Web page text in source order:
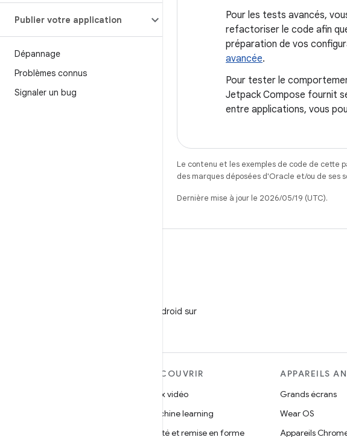
Publier votre application
Dépannage
Problèmes connus
Signaler un bug
Pour les tests avancés,
refactoriser le code afin
préparation de vos
avancée.
Pour tester le
Jetpack Compose fournit
entre applications, vous
Le contenu et les exemples de code de cette
des marques déposées d'Oracle et/ou de ses
Dernière mise à jour le 2026/05/19 (UTC).
Développeurs Android sur
DÉCOUVRIR
Jeux vidéo
Machine learning
Santé et remise en forme
APPAREILS
Grands écrans
Wear OS
Appareils